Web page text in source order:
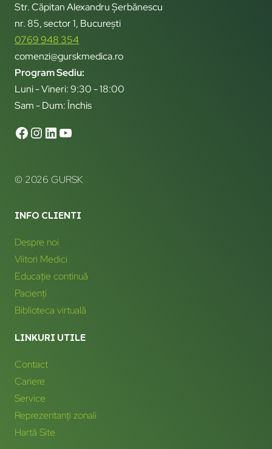
Str. Căpitan Alexandru Șerbănescu
nr. 85, sector 1, București
0769 948 354
comenzi@gurskmedica.ro
Program Sediu:
Luni - Vineri: 9:30 - 18:00
Sam - Dum: Închis
© 2026 GURSK
INFO CLIENTI
Despre noi
Viitori Medici
Educație continuă
Pacienți
Biblioteca virtuală
LINKURI UTILE
Contact
Cariere
Service
Reprezentanți zonali
Hartă Site